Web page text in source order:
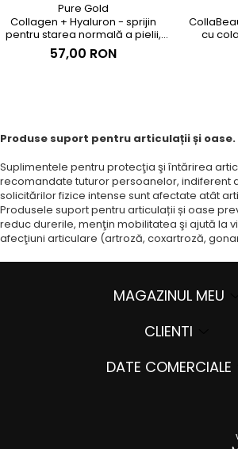
Pure Gold
Collagen + Hyaluron - sprijin
pentru starea normală a pielii,
părului și sistemului imunitar
57,00 RON
cu
Produse suport pentru articulații și oase.
Suplimentele pentru protecţia şi întărirea
recomandate tuturor persoanelor, indiferent
solicitărilor fizice intense sunt afectate atât
Produsele suport pentru articulații și oase
reduc durerile, menţin mobilitatea şi ajută la
afecţiuni articulare (artroză, coxartroză,
MAGAZINUL MEU
CLIENTI
DATE COMERCIALE